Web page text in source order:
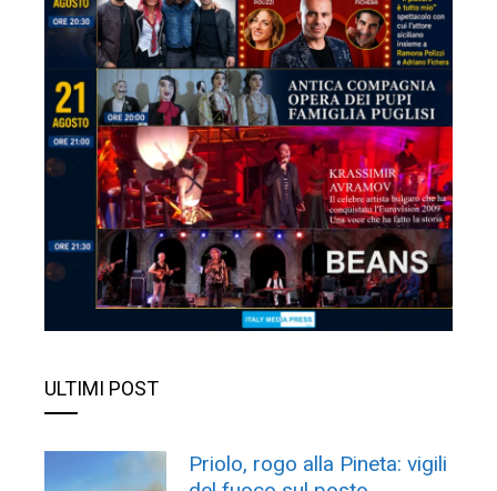
ULTIMI POST
Priolo, rogo alla Pineta: vigili